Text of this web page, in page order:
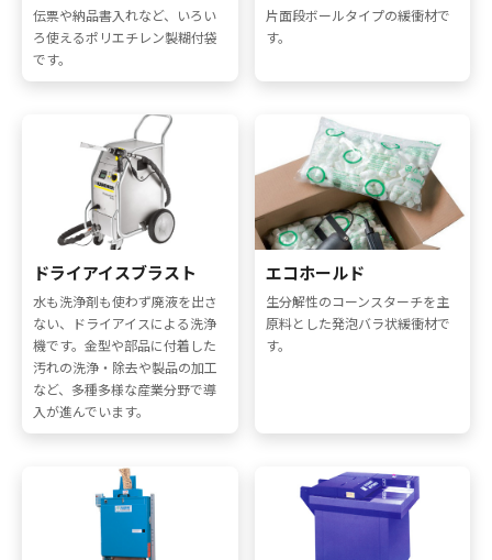
伝票や納品書入れなど、いろい
ろ使えるポリエチレン製糊付袋
です。
片面段ボールタイプの緩衝材で
す。
ドライアイスブラスト
水も洗浄剤も使わず廃液を出さ
ない、ドライアイスによる洗浄
機です。金型や部品に付着した
汚れの洗浄・除去や製品の加工
など、多種多様な産業分野で導
入が進んでいます。
エコホールド
生分解性のコーンスターチを主
原料とした発泡バラ状緩衝材で
す。